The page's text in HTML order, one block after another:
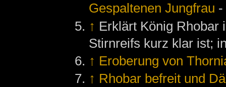
Gespaltenen Jungfrau
↑ Erklärt König Rhobar
Stirnreifs kurz klar ist;
↑ Eroberung von
↑ Rhobar befreit und